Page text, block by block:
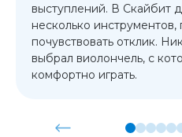
выступлений. В Скайбит
несколько инструментов,
почувствовать отклик.
выбрал виолончель, с
комфортно играть.